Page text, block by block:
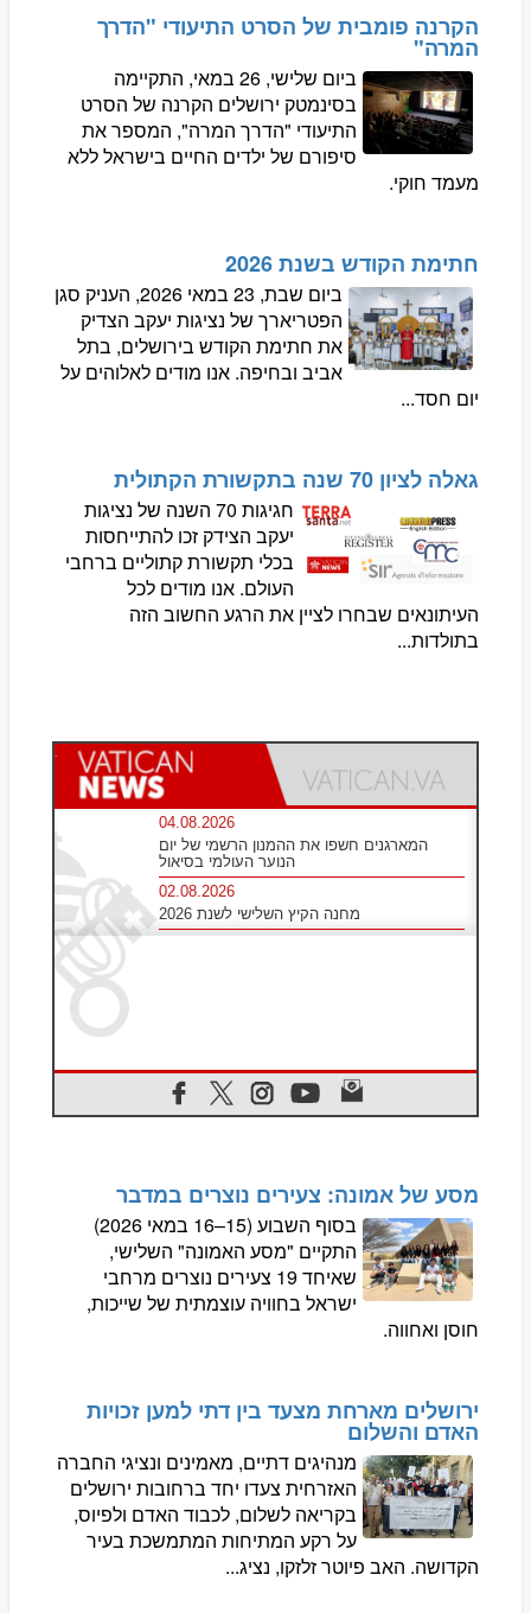
הקרנה פומבית של הסרט התיעודי "הדרך
המרה"
ביום שלישי, 26 במאי, התקיימה
בסינמטק ירושלים הקרנה של הסרט
התיעודי "הדרך המרה", המספר את
סיפורם של ילדים החיים בישראל ללא
מעמד חוקי.
חתימת הקודש בשנת 2026
ביום שבת, 23 במאי 2026, העניק סגן
הפטריארך של נציגות יעקב הצדיק
את חתימת הקודש בירושלים, בתל
אביב ובחיפה. אנו מודים לאלוהים על
יום חסד...
גאלה לציון 70 שנה בתקשורת הקתולית
חגיגות 70 השנה של נציגות
יעקב הצידק זכו להתייחסות
בכלי תקשורת קתוליים ברחבי
העולם. אנו מודים לכל
העיתונאים שבחרו לציין את הרגע החשוב הזה
בתולדות...
מסע של אמונה: צעירים נוצרים במדבר
בסוף השבוע (15–16 במאי 2026)
התקיים "מסע האמונה" השלישי,
שאיחד 19 צעירים נוצרים מרחבי
ישראל בחוויה עוצמתית של שייכות,
חוסן ואחווה.
ירושלים מארחת מצעד בין דתי למען זכויות
האדם והשלום
מנהיגים דתיים, מאמינים ונציגי החברה
האזרחית צעדו יחד ברחובות ירושלים
בקריאה לשלום, לכבוד האדם ולפיוס,
על רקע המתיחות המתמשכת בעיר
הקדושה. האב פיוטר זלזקו, נציג...